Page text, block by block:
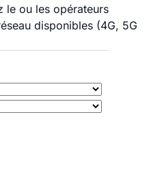
le ou les opérateurs
disponibles (4G, 5G